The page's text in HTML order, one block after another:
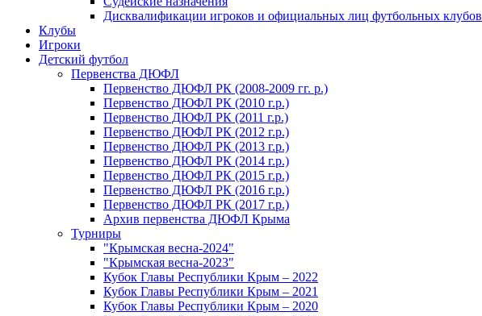
Дисквалификации игроков и официальных лиц футбольных клубов
Клубы
Игроки
Детский футбол
Первенства ДЮФЛ
Первенство ДЮФЛ РК (2008-2009 гг. р.)
Первенство ДЮФЛ РК (2010 г.р.)
Первенство ДЮФЛ РК (2011 г.р.)
Первенство ДЮФЛ РК (2012 г.р.)
Первенство ДЮФЛ РК (2013 г.р.)
Первенство ДЮФЛ РК (2014 г.р.)
Первенство ДЮФЛ РК (2015 г.р.)
Первенство ДЮФЛ РК (2016 г.р.)
Первенство ДЮФЛ РК (2017 г.р.)
Архив первенства ДЮФЛ Крыма
Турниры
"Крымская весна-2024"
"Крымская весна-2023"
Кубок Главы Республики Крым – 2022
Кубок Главы Республики Крым – 2021
Кубок Главы Республики Крым – 2020